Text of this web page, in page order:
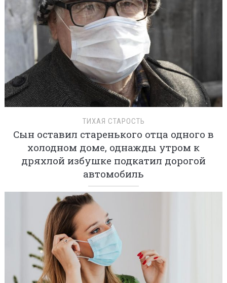
ТИХАЯ СТАРОСТЬ
Сын оставил старенького отца одного в
холодном доме, однажды утром к
дряхлой избушке подкатил дорогой
автомобиль